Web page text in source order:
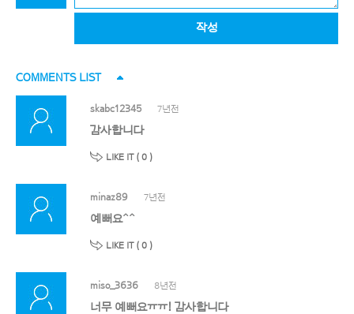
작성
COMMENTS LIST
skabc12345 7년전
감사합니다
LIKE IT ( 0 )
minaz89 7년전
예뻐요^^
LIKE IT ( 0 )
miso_3636 8년전
너무 예뻐요ㅠㅠ! 감사합니다